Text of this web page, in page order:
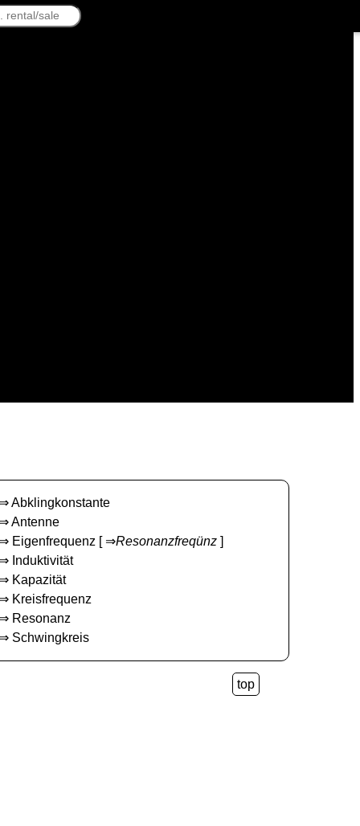
⇒Abklingkonstante
⇒Antenne
⇒ Eigenfrequenz [ ⇒Resonanzfreqünz ]
⇒ Induktivität
⇒ Kapazität
⇒ Kreisfrequenz
⇒ Resonanz
⇒ Schwingkreis
top